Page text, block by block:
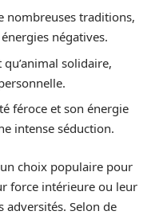
nombreuses traditions,
négatives.
solidaire,
féroce et son énergie
intense séduction.
choix populaire pour
force intérieure ou leur
adversités. Selon de